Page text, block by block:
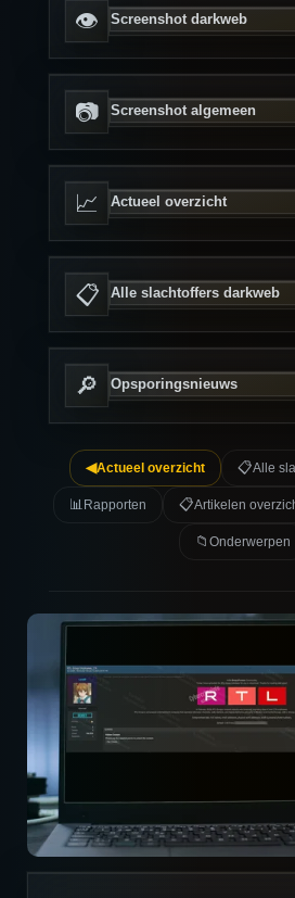
👁 Screenshot darkweb
📷 Screenshot algemeen
📈 Actueel overzicht
📋 Alle slachtoffers darkweb
🔎 Opsporingsnieuws
◀Actueel overzicht 📋Alle
📊Rapporten 📋Artikelen
📁 Onderwerpen